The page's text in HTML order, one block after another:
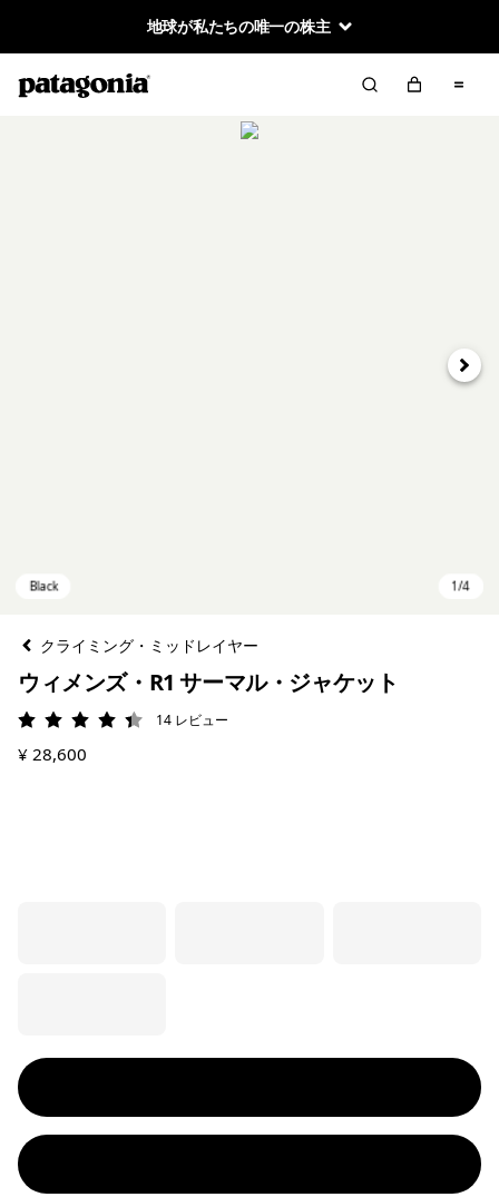
地球が私たちの唯一の株主
次へ
クライミング・ミッドレイヤー
ウィメンズ・R1 サーマル・ジャケット
評価: 4.4 / 5
14 レビュー
¥ 28,600